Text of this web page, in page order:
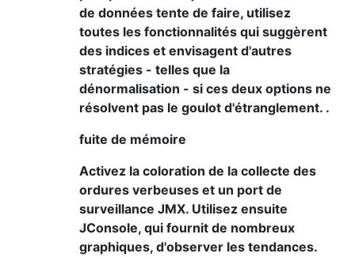
de données tente de faire, utilisez
toutes les fonctionnalités qui suggèrent
des indices et envisagent d'autres
stratégies - telles que la
dénormalisation - si ces deux options ne
résolvent pas le goulot d'étranglement. .
fuite de mémoire
Activez la coloration de la collecte des
ordures verbeuses et un port de
surveillance JMX. Utilisez ensuite
JConsole, qui fournit de nombreux
graphiques, d'observer les tendances.